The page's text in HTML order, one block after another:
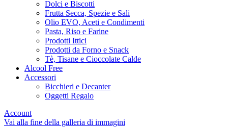
Dolci e Biscotti
Frutta Secca, Spezie e Sali
Olio EVO, Aceti e Condimenti
Pasta, Riso e Farine
Prodotti Ittici
Prodotti da Forno e Snack
Tè, Tisane e Cioccolate Calde
Alcool Free
Accessori
Bicchieri e Decanter
Oggetti Regalo
Account
Vai alla fine della galleria di immagini